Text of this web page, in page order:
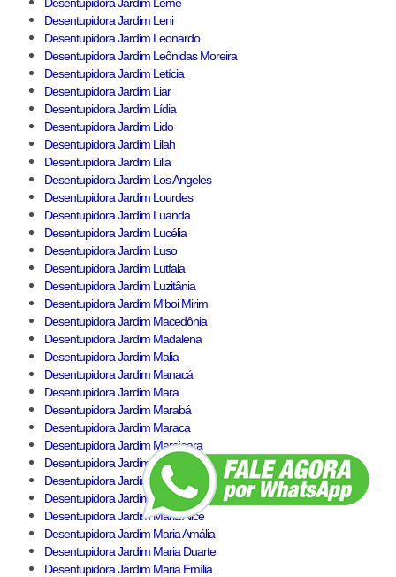
Desentupidora Jardim Leni
Desentupidora Jardim Leonardo
Desentupidora Jardim Leônidas Moreira
Desentupidora Jardim Letícia
Desentupidora Jardim Liar
Desentupidora Jardim Lídia
Desentupidora Jardim Lido
Desentupidora Jardim Lilah
Desentupidora Jardim Lilia
Desentupidora Jardim Los Angeles
Desentupidora Jardim Lourdes
Desentupidora Jardim Luanda
Desentupidora Jardim Lucélia
Desentupidora Jardim Luso
Desentupidora Jardim Lutfala
Desentupidora Jardim Luzitânia
Desentupidora Jardim M'boi Mirim
Desentupidora Jardim Macedônia
Desentupidora Jardim Madalena
Desentupidora Jardim Malia
Desentupidora Jardim Manacá
Desentupidora Jardim Mara
Desentupidora Jardim Marabá
Desentupidora Jardim Maraca
Desentupidora Jardim Marajoara
Desentupidora Jardim Marcelo
Desentupidora Jardim Marciano
Desentupidora Jardim Marco Paulo
Desentupidora Jardim Maria Alice
Desentupidora Jardim Maria Amália
Desentupidora Jardim Maria Duarte
Desentupidora Jardim Maria Emília